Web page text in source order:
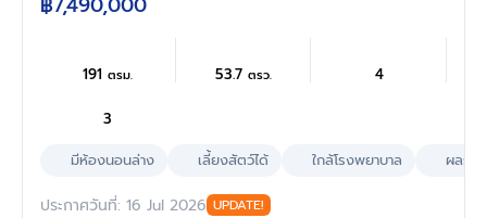
เวสต์วิลล์ และนครอินทร์ อ.บางกรวย นนทบุรี
191ตรม. 53.7 ตรว. 4
3
มีห้องนอนล่าง
เลี้ยงสัตว์ได้ ใกล้โรงพยาบาล ผลรว
ประกาศวันที่: 16 Jul 2026 UPDATE!